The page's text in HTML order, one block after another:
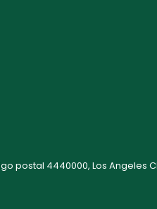
postal 4440000, Los Angeles